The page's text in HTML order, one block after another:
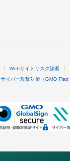
Webサイトリスク診断
サイバー攻撃対策（GMO Flatt